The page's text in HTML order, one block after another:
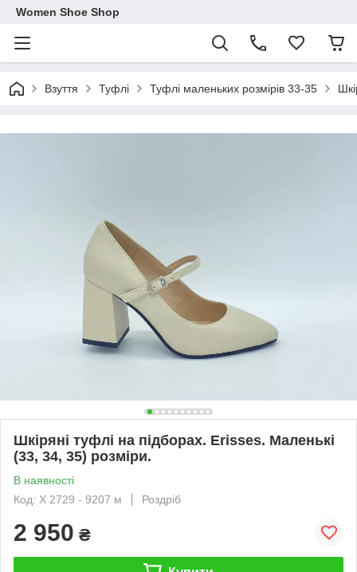
Women Shoe Shop
Взуття Туфлі Туфлі маленьких розмірів 33-35
Шкіряні туфлі на підборах. Erisses. Маленькі
(33, 34, 35) розміри.
В наявності
Код: X 2729 - 9207 м
Роздріб
2 950 ₴